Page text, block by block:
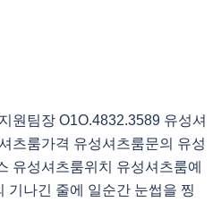
원팀장 O1O.4832.3589 유성셔
츠룸가격 유성셔츠룸문의 유성
유성셔츠룸위치 유성셔츠룸예
나긴 줄에 일순간 눈썹을 찡